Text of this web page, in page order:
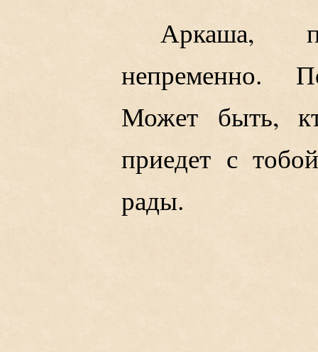
Аркаша,
непременно.
Может быть,
приедет с
рады.